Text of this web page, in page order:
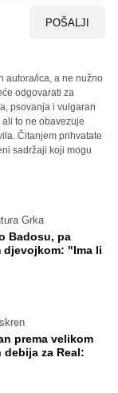
POŠALJI
autora/ica, a ne nužno
odgovarati za
psovanja i vulgaran
to ne obavezuje
Čitanjem prihvatate
sadržaji koji mogu
Grka
Badosu, pa
djevojkom: "Ima li
prema velikom
za Real: